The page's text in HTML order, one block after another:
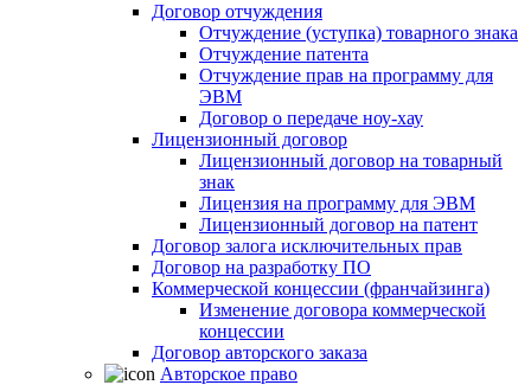
Договор отчуждения
Отчуждение (уступка) товарного знака
Отчуждение патента
Отчуждение прав на программу для
ЭВМ
Договор о передаче ноу-хау
Лицензионный договор
Лицензионный договор на товарный
знак
Лицензия на программу для ЭВМ
Лицензионный договор на патент
Договор залога исключительных прав
Договор на разработку ПО
Коммерческой концессии (франчайзинга)
Изменение договора коммерческой
концессии
Договор авторского заказа
Авторское право